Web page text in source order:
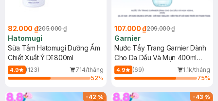
82.000 ₫205.000 ₫
Hatomugi
Sữa Tắm Hatomugi Dưỡng Ẩm
Chiết Xuất Ý Dĩ 800ml
4.9 (123)
714/tháng
52%
107.000 ₫209.000 ₫
Garnier
Nước Tẩy Trang Garnier Dành
Cho Da Dầu Và Mụn 400ml
(Mới)
4.9 (69)
1.1k/tháng
75%
-42% -43%